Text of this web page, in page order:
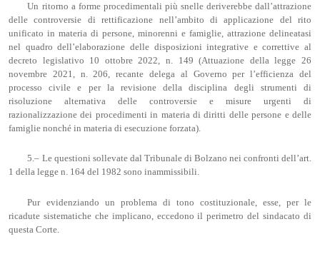
Un ritorno a forme procedimentali più snelle deriverebbe dall’attrazione
delle controversie di rettificazione nell’ambito di applicazione del rito
unificato in materia di persone, minorenni e famiglie, attrazione delineatasi
nel quadro dell’elaborazione delle disposizioni integrative e correttive al
decreto legislativo 10 ottobre 2022, n. 149 (Attuazione della legge 26
novembre 2021, n. 206, recante delega al Governo per l’efficienza del
processo civile e per la revisione della disciplina degli strumenti di
risoluzione alternativa delle controversie e misure urgenti di
razionalizzazione dei procedimenti in materia di diritti delle persone e delle
famiglie nonché in materia di esecuzione forzata).
5.– Le questioni sollevate dal Tribunale di Bolzano nei confronti dell’art.
1 della legge n. 164 del 1982 sono inammissibili.
Pur evidenziando un problema di tono costituzionale, esse, per le
ricadute sistematiche che implicano, eccedono il perimetro del sindacato di
questa Corte.